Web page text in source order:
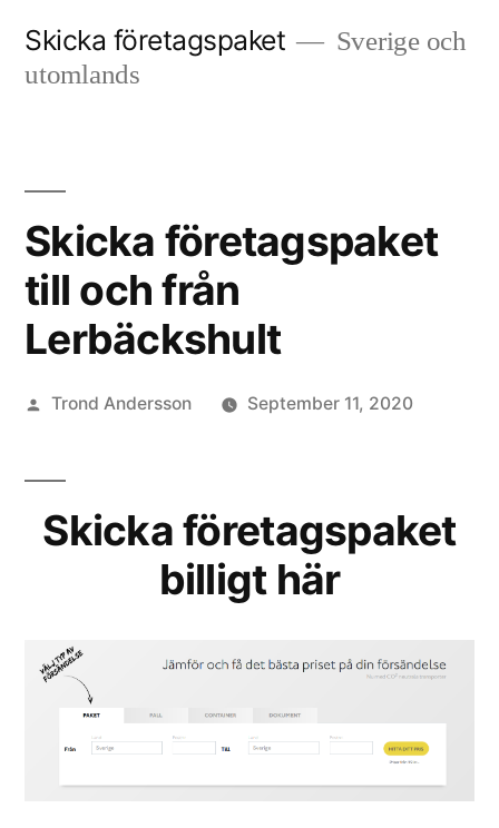
Skicka företagspaket
Sverige och
utomlands
Skicka företagspaket
till och från
Lerbäckshult
Posted
Trond Andersson September 11, 2020
Skicka företagspaket
billigt här